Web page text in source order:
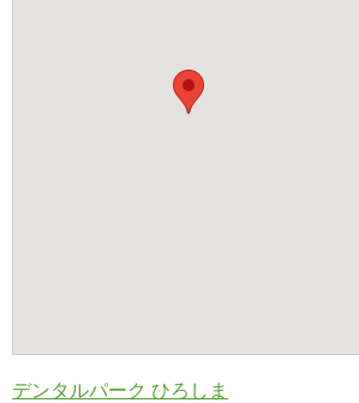
デンタルパーク ひろしま